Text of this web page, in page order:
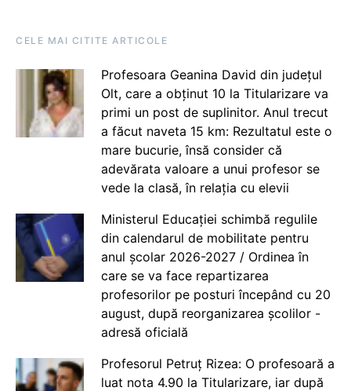
CELE MAI CITITE ARTICOLE
Profesoara Geanina David din județul
Olt, care a obținut 10 la Titularizare va
primi un post de suplinitor. Anul trecut
a făcut naveta 15 km: Rezultatul este o
mare bucurie, însă consider că
adevărata valoare a unui profesor se
vede la clasă, în relația cu elevii
Ministerul Educației schimbă regulile
din calendarul de mobilitate pentru
anul școlar 2026-2027 / Ordinea în
care se va face repartizarea
profesorilor pe posturi începând cu 20
august, după reorganizarea școlilor -
adresă oficială
Profesorul Petruț Rizea: O profesoară a
luat nota 4.90 la Titularizare, iar după